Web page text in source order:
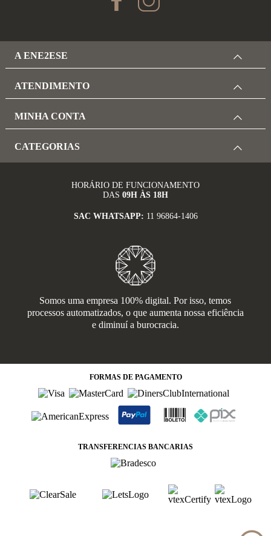
A ENE2ESE
ATENDIMENTO
MINHA CONTA
CATEGORIAS
HORÁRIO DE FUNCIONAMENTO
DAS 09H ÀS 18H
SAC WHATSAPP: 11 96864-1406
Somos uma empresa 100% digital. Por isso, temos
processos automatizados, o que aumenta nossa eficiência
e diminuí a burocracia.
FORMAS DE PAGAMENTO
TRANSFERENCIAS BANCARIAS